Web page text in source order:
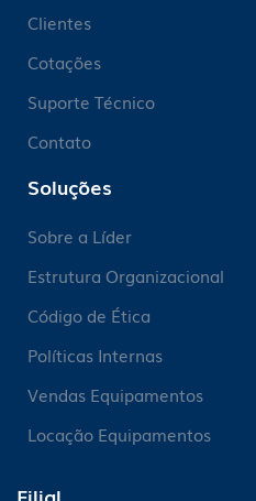
Clientes
Cotações
Suporte Técnico
Contato
Soluções
Sobre a Líder
Estrutura Organizacional
Código de Ética
Políticas Internas
Vendas Equipamentos
Locação Equipamentos